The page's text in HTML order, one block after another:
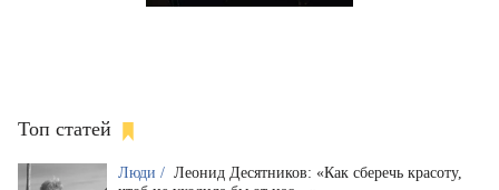
Топ статей
Люди / Леонид Десятников: «Как сберечь красоту,